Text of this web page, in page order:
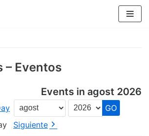
– Eventos
Events in agost 2026
Month
Year
Siguiente